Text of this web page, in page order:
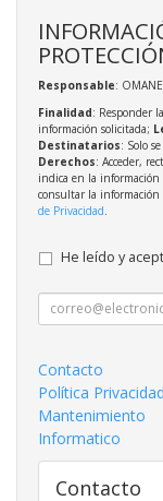
Responsable:
Finalidad: Responder
información solicitada;
Destinatarios: Solo
Derechos: Acceder,
indica en la información
consultar la información
de Privacidad
He leído y
Contacto
Política Privacidad
Mantenimiento
Informatico
Contacto